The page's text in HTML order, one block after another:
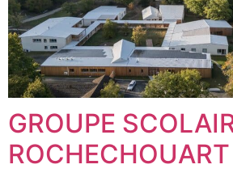
GROUPE
ROCHECHOUART